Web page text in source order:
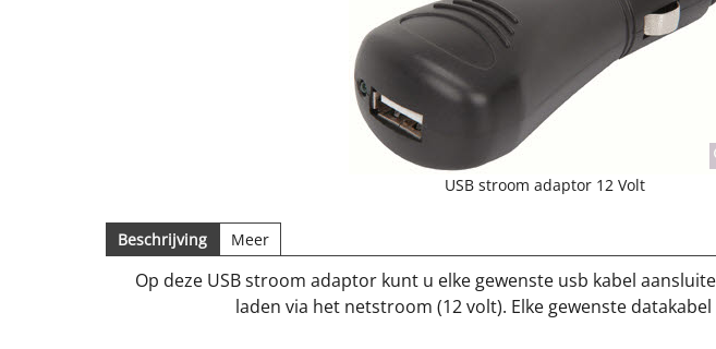
USB stroom adaptor 12 Volt
Beschrijving Meer
Op deze USB stroom adaptor kunt u elke gewenste usb kabel
laden via het netstroom (12 volt). Elke gewenste